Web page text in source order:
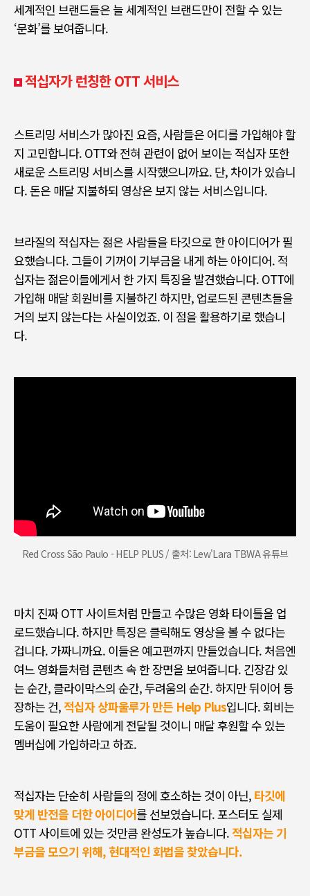
세계적인 브랜드들은 늘 세계적인 브랜드만이 전할 수 있는
‘문화’를 보여줍니다.
적십자가 런칭한 OTT 서비스
스트리밍 서비스가 많아진 요즘, 사람들은 어디를 가입해야 할
지 고민합니다. OTT와 전혀 관련이 없어 보이는 적십자 또한
새로운 스트리밍 서비스를 시작했으니까요. 단, 차이가 있습니
다.돈은 매달 지불하되 영상은 보지 않는 서비스입니다.
브라질의 적십자는 젊은 사람들을 타깃으로 한 아이디어가 필
요했습니다. 그들이 기꺼이 기부금을 내게 하는 아이디어. 적
십자는 젊은이들에게서 한 가지 특징을 발견했습니다. OTT에
가입해 매달 회원비를 지불하긴 하지만, 업로드된 콘텐츠들을
거의 보지 않는다는 사실이었죠. 이 점을 활용하기로 했습니
다.
Red Cross São Paulo - HELP PLUS / 출처: Lew'Lara TBWA 유튜브
마치 진짜OTT 사이트처럼 만들고 수많은 영화 타이틀을 업
로드했습니다.하지만 특징은 클릭해도 영상을 볼 수 없다는
겁니다. 가짜니까요. 이들은 예고편까지 만들었습니다. 처음엔
여느 영화들처럼 콘텐츠 속 한 장면을 보여줍니다. 긴장감 있
는 순간, 클라이막스의 순간,두려움의 순간.하지만 뒤이어 등
장하는 건, 적십자 상파울루가 만든 Help Plus입니다.회비는
도움이 필요한 사람에게 전달될 것이니 매달 후원할 수 있는
멤버십에 가입하라고 하죠.
적십자는 단순히 사람들의 정에 호소하는 것이 아닌, 타깃에
맞게 반전을 더한 아이디어를 선보였습니다.포스터도 실제
OTT 사이트에 있는 것만큼 완성도가 높습니다. 적십자는 기
부금을 모으기 위해, 현대적인 화법을 찾았습니다.